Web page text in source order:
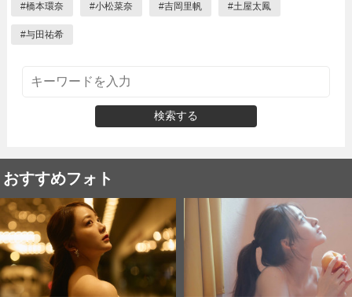
#橋本環奈 #小松菜奈 #吉岡里帆 #土屋太鳳
#与田祐希
検索する
おすすめフォト